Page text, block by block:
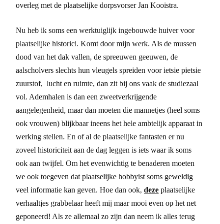
overleg met de plaatselijke dorpsvorser Jan Kooistra.
Nu heb ik soms een werktuiglijk ingebouwde huiver voor
plaatselijke historici. Komt door mijn werk. Als de mussen
dood van het dak vallen, de spreeuwen geeuwen, de
aalscholvers slechts hun vleugels spreiden voor ietsie pietsie
zuurstof, lucht en ruimte, dan zit bij ons vaak de studiezaal
vol. Ademhalen is dan een zweetverkrijgende
aangelegenheid, maar dan moeten die mannetjes (heel soms
ook vrouwen) blijkbaar ineens het hele ambtelijk apparaat in
werking stellen. En of al de plaatselijke fantasten er nu
zoveel historiciteit aan de dag leggen is iets waar ik soms
ook aan twijfel. Om het evenwichtig te benaderen moeten
we ook toegeven dat plaatselijke hobbyist soms geweldig
veel informatie kan geven. Hoe dan ook, dezeplaatselijke
verhaaltjes grabbelaar heeft mij maar mooi even op het net
geponeerd! Als ze allemaal zo zijn dan neem ik alles terug